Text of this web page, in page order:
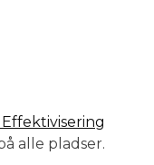
alle pladser.